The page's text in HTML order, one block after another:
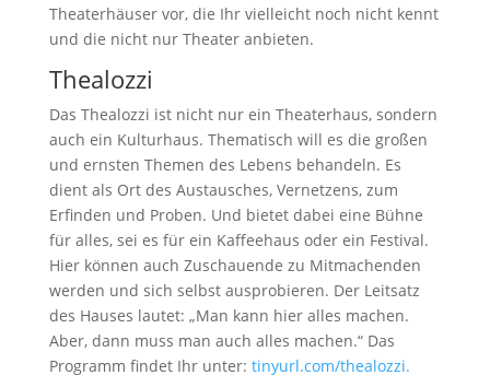
Theaterhäuser vor, die Ihr vielleicht noch nicht kennt
und die nicht nur Theater anbieten.
Thealozzi
Das Thealozzi ist nicht nur ein Theaterhaus, sondern
auch ein Kulturhaus. Thematisch will es die großen
und ernsten Themen des Lebens behandeln. Es
dient als Ort des Austausches, Vernetzens, zum
Erfinden und Proben. Und bietet dabei eine Bühne
für alles, sei es für ein Kaffeehaus oder ein Festival.
Hier können auch Zuschauende zu Mitmachenden
werden und sich selbst ausprobieren. Der Leitsatz
des Hauses lautet: „Man kann hier alles machen.
Aber, dann muss man auch alles machen.“ Das
Programm findet Ihr unter: tinyurl.com/thealozzi.